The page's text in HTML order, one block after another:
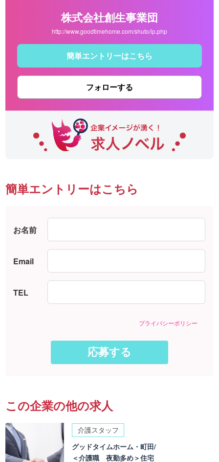
株式会社創生事業団
http://www.goodtimehome.com/shuto/lp.php
簡単エントリーはこちら
フォローする
簡単エントリーはこちら
お名前
Email
TEL
プライバシーポリシー
この企業の他の求人
介護スタッフ
グッドタイムホーム・町田/
＜介護職 夜勤多め＞住宅